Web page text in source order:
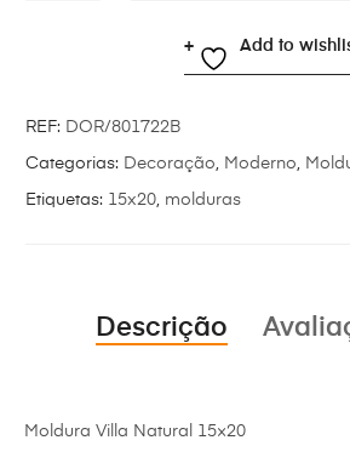
Add to
REF: DOR/801722B
Categorias: Decoração, Moderno,
Etiquetas: 15x20, molduras
Descrição
Moldura Villa Natural 15×20